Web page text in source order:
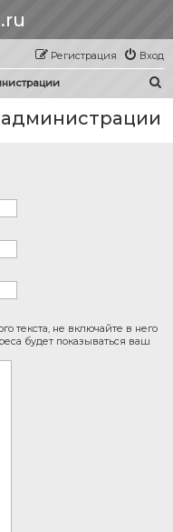
Вход
Регистрация
текста, не включайте в него
будет показываться ваш